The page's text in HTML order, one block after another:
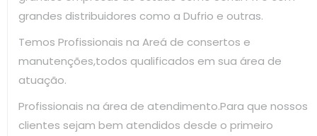
grandes distribuidores como a Dufrio e outras.
Temos Profissionais na Areá de consertos e
manutenções,todos qualificados em sua área de
atuação.
Profissionais na área de atendimento.Para que nossos
clientes sejam bem atendidos desde o primeiro